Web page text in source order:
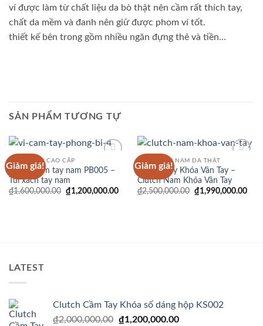
ví được làm từ chất liệu da bò thật nên cầm rất thích tay,
chất da mềm và đanh nên giữ được phom ví tốt.
thiết kế bên trong gồm nhiều ngăn đựng thẻ và tiền…
SẢN PHẨM TƯƠNG TỰ
Giảm giá!
Add to
Wishlist
VÍ CẦM TAY CAO CẤP
Clutch cầm tay nam PB005 –
Túi xách tay nam
₫1,600,000.00 Giá
gốc
₫1,200,000.00Giá
Giảm giá!
Wishlist
VÍ CẦM TAY NAM DA THẬT
Ví Cầm Tay Khóa Vân Tay –
Clutch Nam Khóa Vân Tay
₫2,500,000.00 Giá
gốc
₫1,990,000.00Giá
LATEST
Clutch Cầm Tay Khóa số dáng hộp KS002
₫2,000,000.00 Giá
₫1,200,000.00Giá